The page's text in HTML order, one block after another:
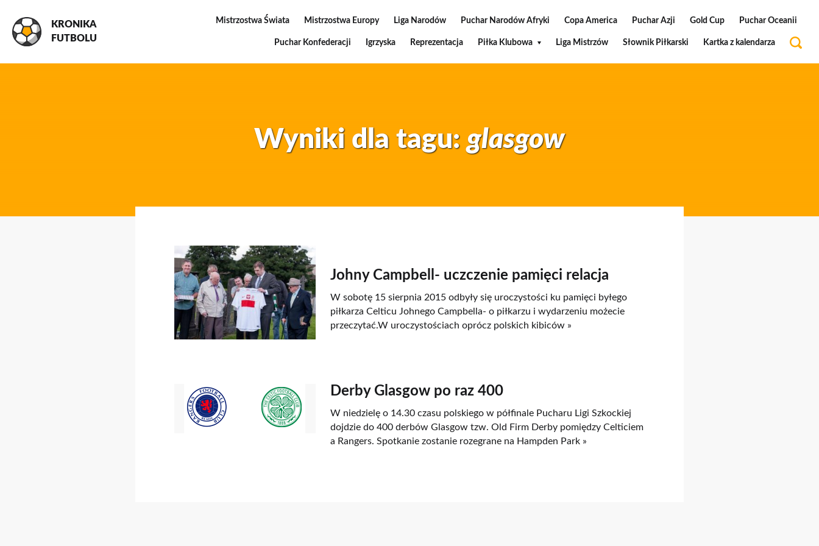
KRONIKA
FUTBOLU
Mistrzostwa Świata Mistrzostwa Europy Liga Narodów Puchar Narodów Afryki Copa America Puchar Azji Gold Cup Puchar Oceanii
Puchar Konfederacji Igrzyska Reprezentacja Piłka Klubowa Liga Mistrzów Słownik Piłkarski Kartka z kalendarza
Wyniki dla tagu:glasgow
Johny Campbell- uczczenie pamięci relacja
W sobotę 15 sierpnia 2015 odbyły się uroczystości ku pamięci byłego
piłkarza Celticu Johnego Campbella- o piłkarzu i wydarzeniu możecie
przeczytać.W uroczystościach oprócz polskich kibiców »
Derby Glasgow po raz 400
W niedzielę o 14.30 czasu polskiego w półfinale Pucharu Ligi Szkockiej
dojdzie do 400 derbów Glasgow tzw. Old Firm Derby pomiędzy Celticiem
a Rangers. Spotkanie zostanie rozegrane na Hampden Park »